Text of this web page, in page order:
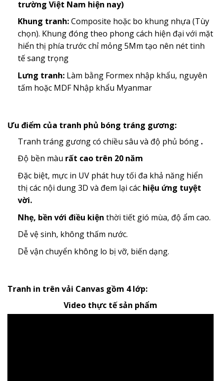
trường Việt Nam hiện nay)
Khung tranh:Composite hoặc bo khung nhựa (Tùy
chọn). Khung đóng theo phong cách hiện đại với mặt
hiển thị phía trước chỉ mỏng 5Mm tạo nên nét tinh
tế sang trọng
Lưng tranh:Làm bằng Formex nhập khẩu, nguyên
tấm hoặc MDF Nhập khẩu Myanmar
Ưu điểm của tranh phủ bóng tráng gương:
Tranh tráng gương có chiều sâu và độ phủ bóng .
Độ bền màu rất cao trên 20 năm
Đặc biệt, mực in UV phát huy tối đa khả năng hiển
thị các nội dung 3D và đem lại các hiệu ứng tuyệt
vời.
Nhẹ, bền với điều kiện thời tiết gió mùa, độ ẩm cao.
Dễ vệ sinh, không thấm nước.
Dễ vận chuyển không lo bị vỡ, biến dạng.
Tranh in trên vải Canvas gồm 4 lớp:
Video thực tế sản phẩm